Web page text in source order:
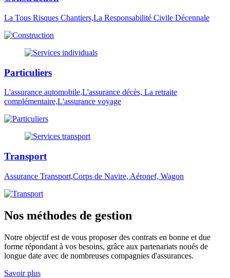
La Tous Risques Chantiers,La Responsabilité Civile Décennale
Particuliers
L'assurance automobile,L'assurance décès, La retraite
complémentaire,L'assurance voyage
Transport
Assurance Transport,Corps de Navire, Aéronef, Wagon
Nos méthodes de gestion
Notre objectif est de vous proposer des contrats en bonne et due
forme répondant à vos besoins, grâce aux partenariats noués de
longue date avec de nombreuses compagnies d'assurances.
Savoir plus